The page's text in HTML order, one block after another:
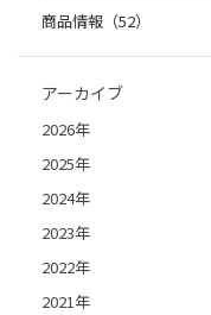
商品情報（52）
アーカイブ
2026年
2025年
2024年
2023年
2022年
2021年